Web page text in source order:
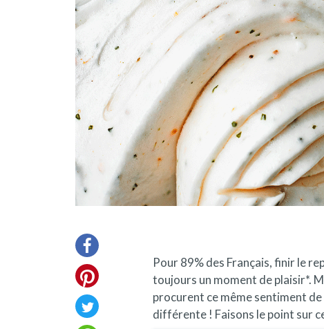
Pour 89% des Français, finir le
toujours un moment de plaisir*.
procurent ce même sentiment
différente ! Faisons le point sur